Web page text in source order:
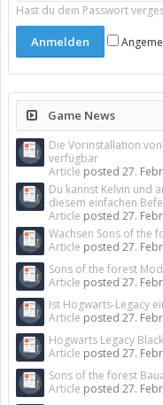
Hast du dein Passwort
Game News
Die Vorinstallation
verfügbar
Article posted 27.
Du kannst Kelvin und
diesem einfachen
Article posted 27.
Wachsen Sons of the
Article posted 27.
Sons of the forest
Article posted 27.
Ist Hogwarts-Legacy
Article posted 27.
Hogwarts Legacy
Article posted 27.
Sons of the forest
Article posted 27.